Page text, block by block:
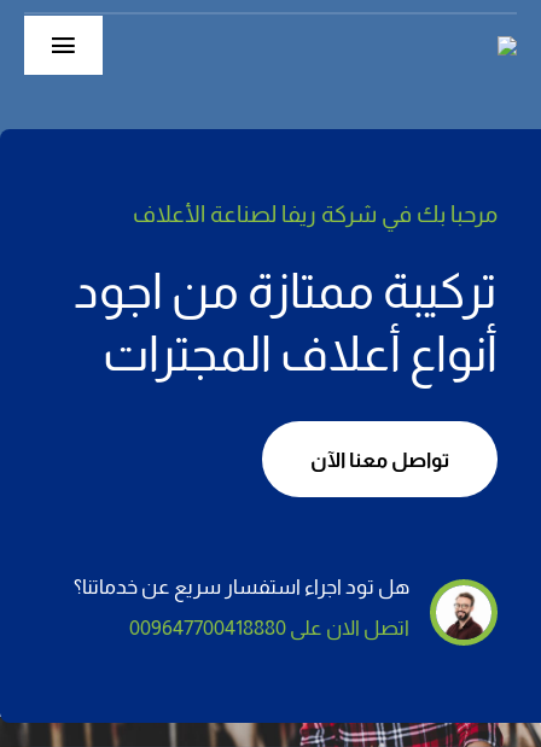
Skip
منتجاتنا
Extruder
مرحبا بك في شركة ريفا لصناعة الأعلاف
تركيبة ممتازة من اجود
أنواع أعلاف المجترات
تواصل معنا الآن
هل تود اجراء استفسار سريع عن خدماتنا؟
اتصل الان على 009647700418880